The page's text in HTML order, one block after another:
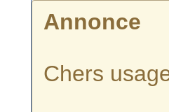
Annonce
Chers